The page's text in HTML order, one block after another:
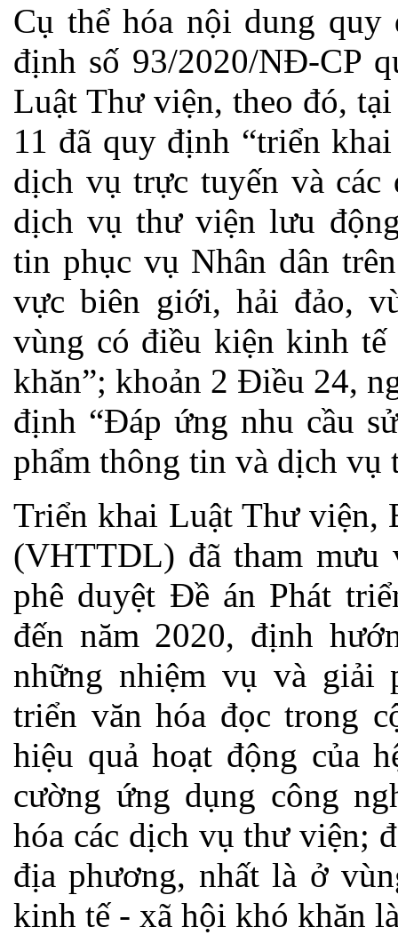
Cụ thể hóa nội dung
định số 93/2020/NĐ-CP
Luật Thư viện, theo đó,
11 đã quy định “triển
dịch vụ trực tuyến và
dịch vụ thư viện lưu
tin phục vụ Nhân dân
vực biên giới, hải đảo,
vùng có điều kiện kinh
khăn”; khoản 2 Điều 24,
định “Đáp ứng nhu cầu
phẩm thông tin và dịch vụ
Triển khai Luật Thư viện,
(VHTTDL) đã tham
phê duyệt Đề án Phát
đến năm 2020, định
những nhiệm vụ và giải
triển văn hóa đọc trong
hiệu quả hoạt động của
cường ứng dụng công
hóa các dịch vụ thư viện;
địa phương, nhất là ở
kinh tế - xã hội khó khăn